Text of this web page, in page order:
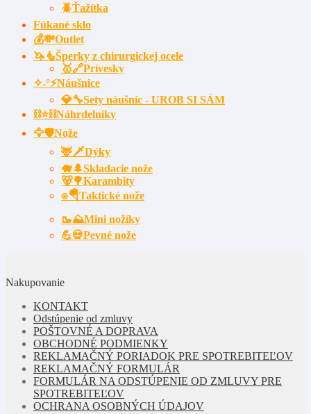
🪲Ťažítka
Fúkané sklo
💰💸Outlet
🦄🧜Šperky z chirurgickej ocele
🥇🔗Prívesky
✧˖°⚡Náušnice
💎🔧Sety náušníc - UROB SI SÁM
⛓⭐⛓️Náhrdelníky
🦅🛡️Nože
🦌🗡Dýky
🐗🌲Skladacie nože
🐻🌳Karambity
⍟🪂Taktické nože
🥾⛰️Mini nožíky
💪💀Pevné nože
Nakupovanie
KONTAKT
Odstúpenie od zmluvy
POŠTOVNÉ A DOPRAVA
OBCHODNÉ PODMIENKY
REKLAMAČNÝ PORIADOK PRE SPOTREBITEĽOV
REKLAMAČNÝ FORMULÁR
FORMULÁR NA ODSTÚPENIE OD ZMLUVY PRE
SPOTREBITEĽOV
OCHRANA OSOBNÝCH ÚDAJOV